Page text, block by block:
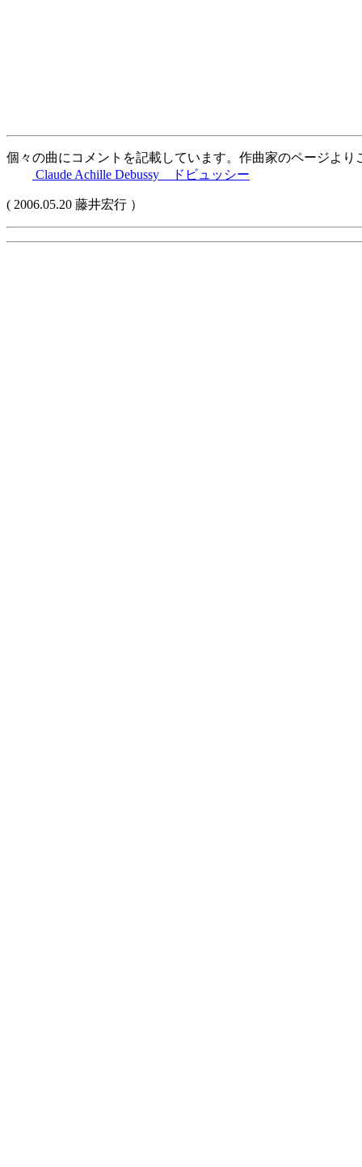
個々の曲にコメントを記載しています。作曲家のページより
Claude Achille Debussy ドビュッシー
( 2006.05.20 藤井宏行 ）